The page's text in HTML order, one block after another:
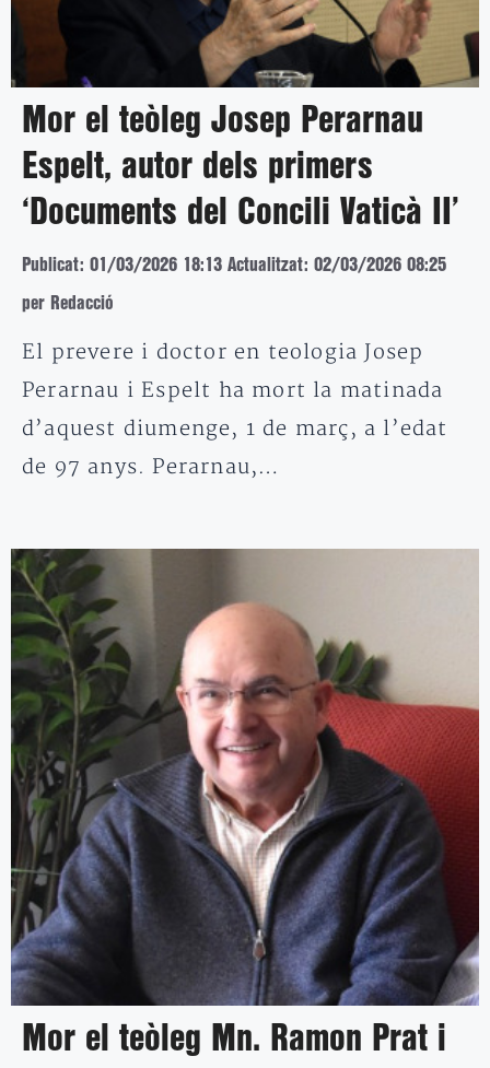
Mor el teòleg Josep Perarnau
Espelt, autor dels primers
‘Documents del Concili Vaticà II’
Publicat: 01/03/2026 18:13 Actualitzat: 02/03/2026 08:25
per Redacció
El prevere i doctor en teologia Josep
Perarnau i Espelt ha mort la matinada
d’aquest diumenge, 1 de març, a l’edat
de 97 anys. Perarnau,…
Mor el teòleg Mn. Ramon Prat i